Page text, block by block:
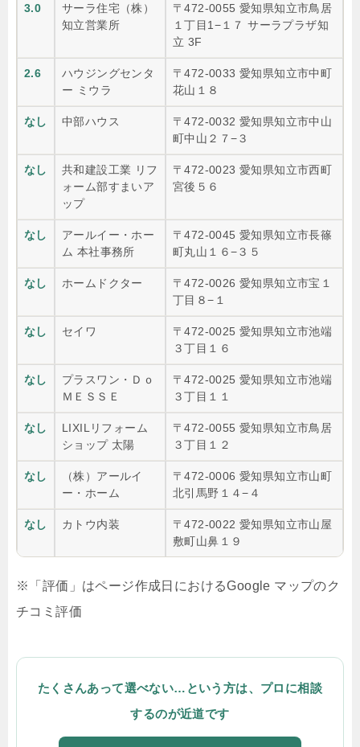
3.0
サーラ住宅（株）
知立営業所
〒472-0055 愛知県知立市鳥居
１丁目1−１７ サーラプラザ知
立 3F
2.6
ハウジングセンタ
ー ミウラ
〒472-0033 愛知県知立市中町
花山１８
なし 中部ハウス
〒472-0032 愛知県知立市中山
町中山２７−３
なし
共和建設工業 リフ
ォーム部すまいア
ップ
〒472-0023 愛知県知立市西町
宮後５６
なし
アールイー・ホー
ム 本社事務所
〒472-0045 愛知県知立市長篠
町丸山１６−３５
なし ホームドクター
〒472-0026 愛知県知立市宝１
丁目８−１
なし セイワ
〒472-0025 愛知県知立市池端
３丁目１６
なし
プラスワン・Ｄｏ
ＭＥＳＳＥ
〒472-0025 愛知県知立市池端
３丁目１１
なし
LIXILリフォーム
ショップ 太陽
〒472-0055 愛知県知立市鳥居
３丁目１２
なし
（株）アールイ
ー・ホーム
〒472-0006 愛知県知立市山町
北引馬野１４−４
なし カトウ内装
〒472-0022 愛知県知立市山屋
敷町山鼻１９
※「評価」はページ作成日におけるGoogle マップのク
チコミ評価
たくさんあって選べない…という方は、プロに相談
するのが近道です